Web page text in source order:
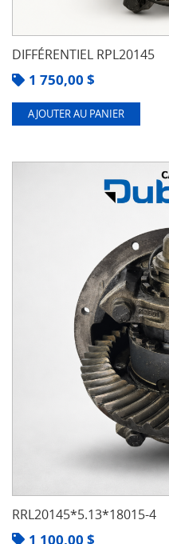
DIFFÉRENTIEL RPL20145
1 750,00 $
AJOUTER AU PANIER
RRL20145*5.13*18015-4
1 100,00 $